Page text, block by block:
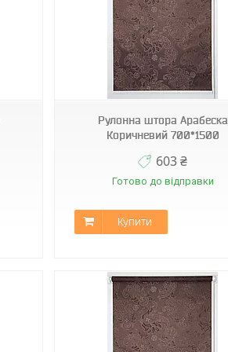
Рулонна штора Арабеска
Коричневий 700*1500
603 ₴
Готово до відправки
Купити